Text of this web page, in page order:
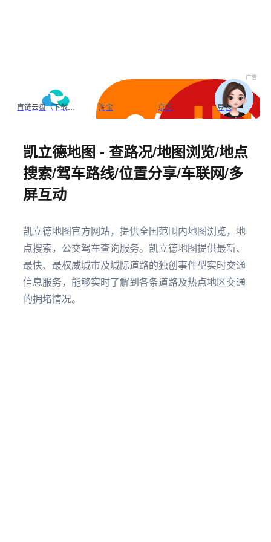
直链云盘（下载不限速） 淘宝 京东 豆包
广告
凯立德地图 - 查路况/地图浏览/地点
搜索/驾车路线/位置分享/车联网/多
屏互动
凯立德地图官方网站，提供全国范围内地图浏览，地
点搜索，公交驾车查询服务。凯立德地图提供最新、
最快、最权威城市及城际道路的独创事件型实时交通
信息服务，能够实时了解到各条道路及热点地区交通
的拥堵情况。